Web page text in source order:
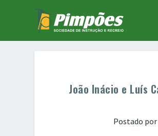
João Inácio e Luís
Postado por